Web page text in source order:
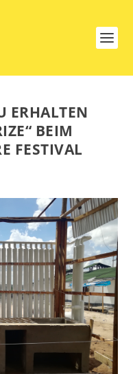
ERHALTEN
BEIM
FESTIVAL